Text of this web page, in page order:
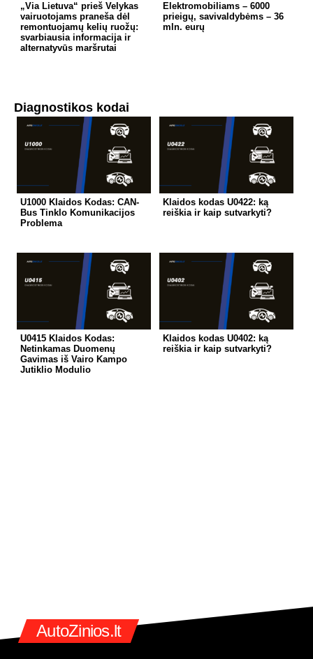
„Via Lietuva“ prieš Velykas
vairuotojams praneša dėl
remontuojamų kelių ruožų:
svarbiausia informacija ir
alternatyvūs maršrutai
Elektromobiliams – 6000
prieigų, savivaldybėms – 36
mln. eurų
Diagnostikos kodai
U1000 Klaidos Kodas: CAN-
Bus Tinklo Komunikacijos
Problema
Klaidos kodas U0422: ką
reiškia ir kaip sutvarkyti?
U0415 Klaidos Kodas:
Netinkamas Duomenų
Gavimas iš Vairo Kampo
Jutiklio Modulio
Klaidos kodas U0402: ką
reiškia ir kaip sutvarkyti?
AutoZinios.lt